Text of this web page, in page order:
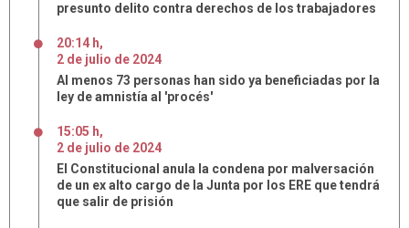
presunto delito contra derechos de los trabajadores
20:14 h,
2 de julio de 2024
Al menos 73 personas han sido ya beneficiadas por la
ley de amnistía al 'procés'
15:05 h,
2 de julio de 2024
El Constitucional anula la condena por malversación
de un ex alto cargo de la Junta por los ERE que tendrá
que salir de prisión